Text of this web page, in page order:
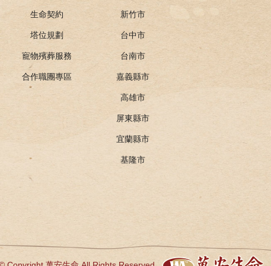
生命契約
塔位規劃
寵物殯葬服務
合作職團專區
新竹市
台中市
台南市
嘉義縣市
高雄市
屏東縣市
宜蘭縣市
基隆市